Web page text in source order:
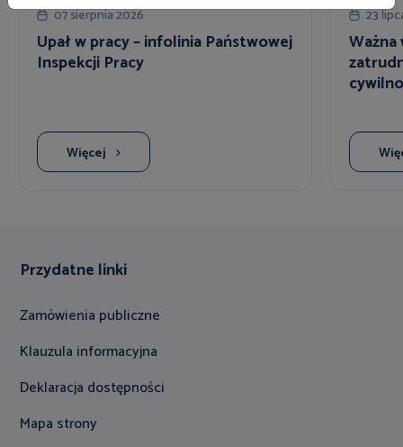
07 sierpnia 2026
Upał w pracy – infolinia Państwowej
Inspekcji Pracy
Więcej
23
Przydatne linki
Zamówienia publiczne
Klauzula informacyjna
Deklaracja dostępności
Mapa strony